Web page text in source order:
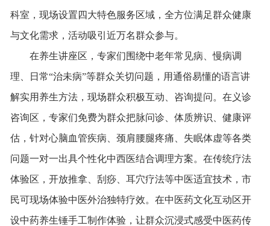
科室，现场设置 四大特色服务区域，全方位满足群众健康
与文化需求 ，活动吸引近万名群众参与。
在养生讲座区 ，专家们围绕中老年常见病、慢病调
理、日常“治未病”等群众关切问题 ，用通俗易懂的语言讲
解实用养生方法，现场群众积极互动、咨询提问。在义诊
咨询区，专家们免费为群众把脉问诊、体质辨识、健康评
估，针对心脑血管疾病、颈肩腰腿疼痛、失眠体虚等各类
问题一对一出具个性化中西医结合调理方案。在传统疗法
体验区 ，开放推拿、刮痧、耳穴疗法等中医适宜技术，市
民可现场体验中医外治独特疗效。在中医药文化互动区开
设中药养生锤手工制作体验，让群众沉浸式感受中医药传